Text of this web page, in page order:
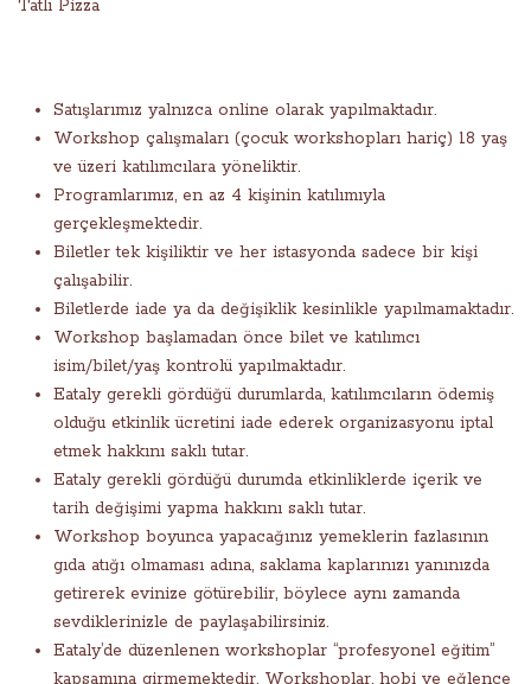
Tatlı Pizza
Satışlarımız yalnızca online olarak yapılmaktadır.
Workshop çalışmaları (çocuk workshopları hariç) 18 yaş
ve üzeri katılımcılara yöneliktir.
Programlarımız, en az 4 kişinin katılımıyla
gerçekleşmektedir.
Biletler tek kişiliktir ve her istasyonda sadece bir kişi
çalışabilir.
Biletlerde iade ya da değişiklik kesinlikle yapılmamaktadır.
Workshop başlamadan önce bilet ve katılımcı
isim/bilet/yaş kontrolü yapılmaktadır.
Eataly gerekli gördüğü durumlarda, katılımcıların ödemiş
olduğu etkinlik ücretini iade ederek organizasyonu iptal
etmek hakkını saklı tutar.
Eataly gerekli gördüğü durumda etkinliklerde içerik ve
tarih değişimi yapma hakkını saklı tutar.
Workshop boyunca yapacağınız yemeklerin fazlasının
gıda atığı olmaması adına, saklama kaplarınızı yanınızda
getirerek evinize götürebilir, böylece aynı zamanda
sevdiklerinizle de paylaşabilirsiniz.
Eataly’de düzenlenen workshoplar “profesyonel eğitim”
kapsamına girmemektedir. Workshoplar, hobi ve eğlence